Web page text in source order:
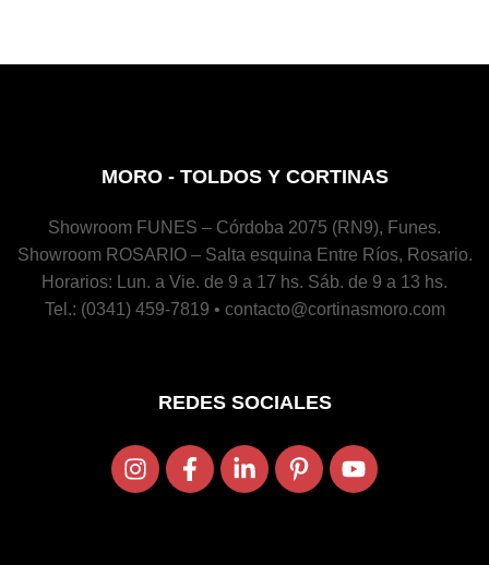
MORO - TOLDOS Y CORTINAS
Showroom FUNES – Córdoba 2075 (RN9), Funes.
Showroom ROSARIO – Salta esquina Entre Ríos, Rosario.
Horarios: Lun. a Vie. de 9 a 17 hs. Sáb. de 9 a 13 hs.
Tel.: (0341) 459-7819 • contacto@cortinasmoro.com
REDES SOCIALES